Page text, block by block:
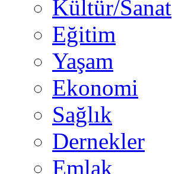
Kültür/Sanat
Eğitim
Yaşam
Ekonomi
Sağlık
Dernekler
Emlak